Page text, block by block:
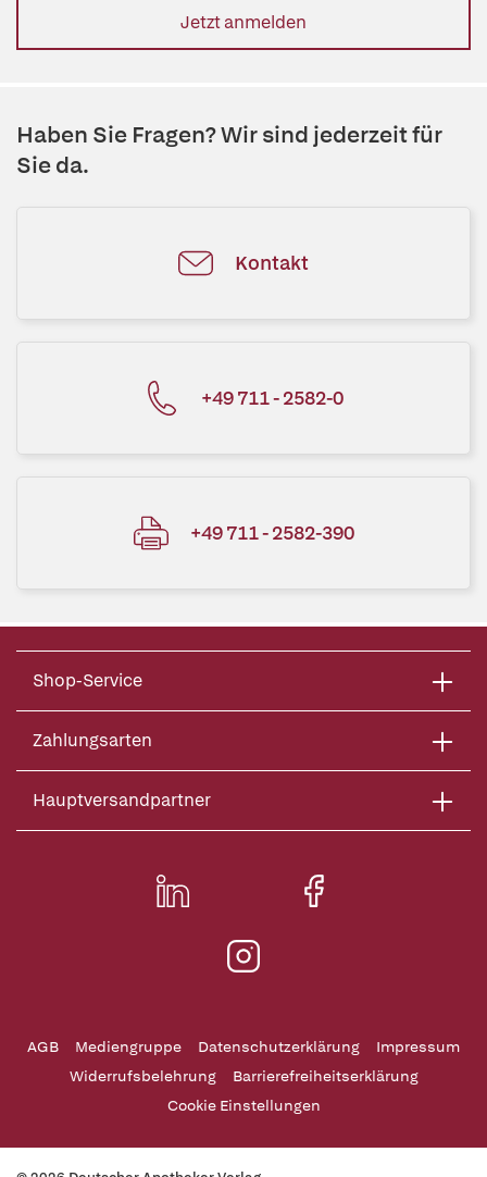
Jetzt anmelden
Haben Sie Fragen? Wir sind jederzeit für
Sie da.
Kontakt
+49 711 - 2582-0
+49 711 - 2582-390
Shop-Service
Zahlungsarten
Hauptversandpartner
AGB Mediengruppe Datenschutzerklärung
Impressum
Widerrufsbelehrung
Barrierefreiheitserklärung
Cookie Einstellungen